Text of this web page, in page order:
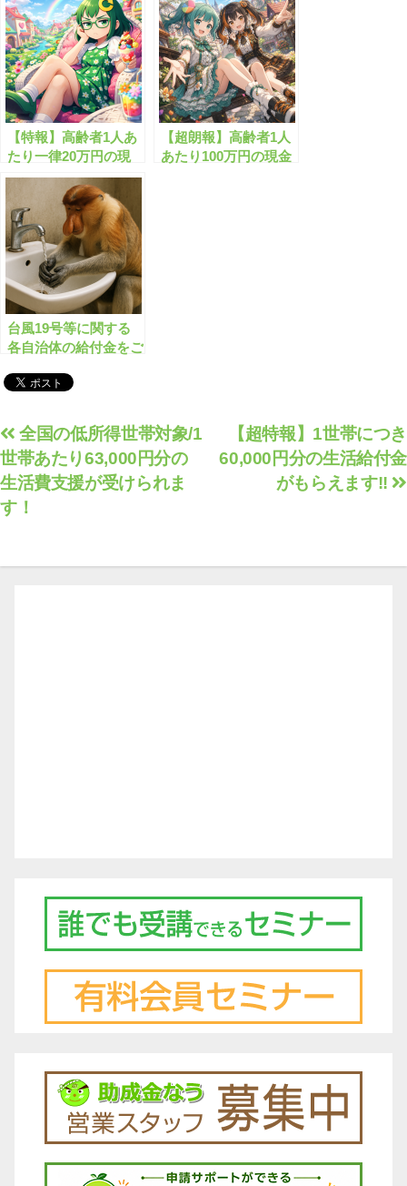
【特報】高齢者1人あ
たり一律20万円の現
金がもらえます！
【超朗報】高齢者1人
あたり100万円の現金
台風19号等に関する
各自治体の給付金をご
投
稿
ナ
ビ
【超特報】1世帯につき
60,000円分の生活給付金
がもらえます!!
全国の低所得世帯対象/1
世帯あたり63,000円分の
生活費支援が受けられま
す！